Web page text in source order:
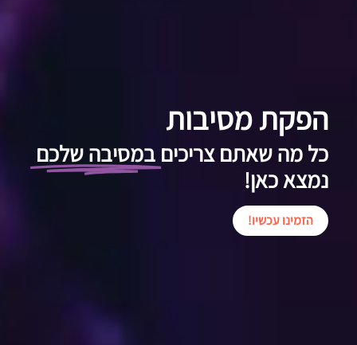
הפקת מסיבות
כל מה שאתם צריכים במסיבה שלכם
נמצא כאן!
הזמינו עכשיו!